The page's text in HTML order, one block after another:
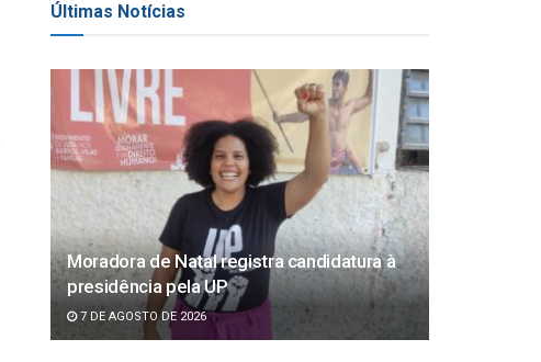
Últimas Notícias
Moradora de Natal registra candidatura à
presidência pela UP
7 DE AGOSTO DE 2026